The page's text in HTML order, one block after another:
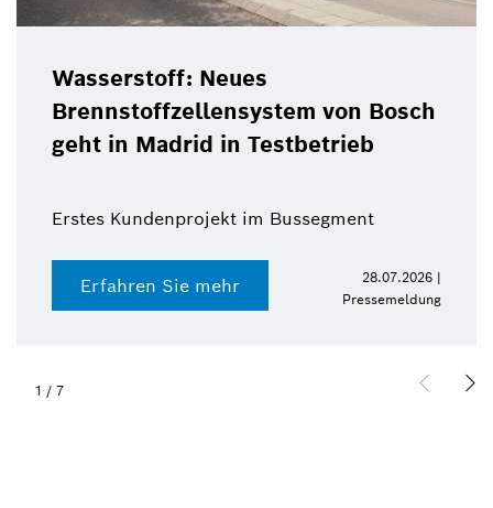
Wasserstoff: Neues
Brennstoffzellensystem von Bosch
geht in Madrid in Testbetrieb
Erstes Kundenprojekt im Bussegment
Erfahren Sie mehr
28.07.2026 |
Pressemeldung
1 / 7